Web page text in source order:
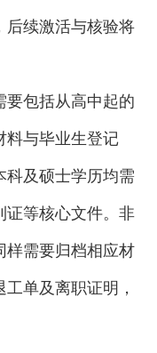
后续激活与核验将
包括从高中起的
料与毕业生登记
科及硕士学历均需
证等核心文件。非
样需要归档相应材
单及离职证明，